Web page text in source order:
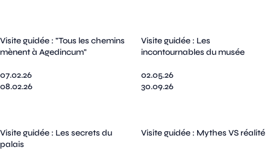
Visite guidée : "Tous les chemins
mènent à Agedincum"
07.02.26
08.02.26
Visite guidée : Les
incontournables du musée
02.05.26
30.09.26
Visite guidée : Les secrets du
palais
Visite guidée : Mythes VS réalité